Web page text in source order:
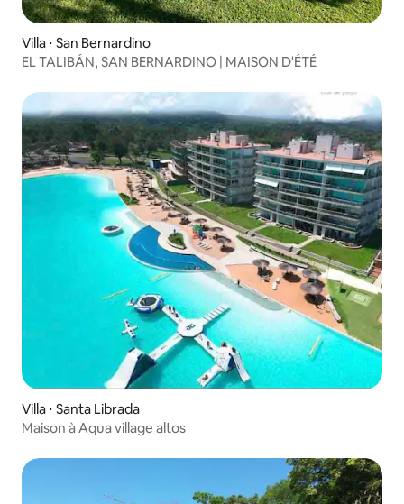
Villa ⋅ San Bernardino
EL TALIBÁN, SAN BERNARDINO | MAISON D'ÉTÉ
Villa ⋅ Santa Librada
Maison à Aqua village altos